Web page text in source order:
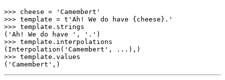
>>> cheese = 'Camembert'
>>> template = t'Ah! We do have {cheese}.'
>>> template.strings
('Ah! We do have ', '.')
>>> template.interpolations
(Interpolation('Camembert', ...),)
>>> template.values